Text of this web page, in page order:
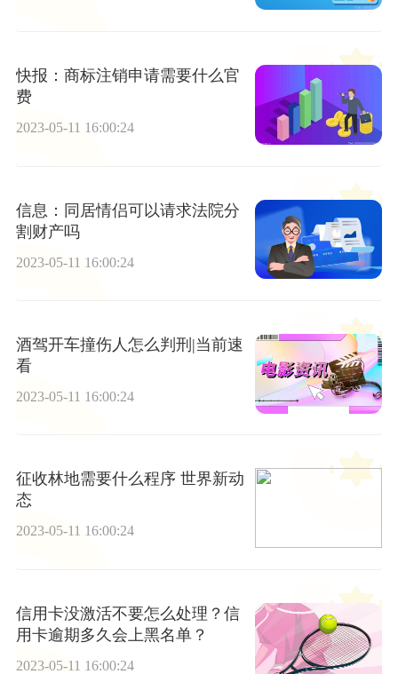
快报：商标注销申请需要什么官
费
2023-05-11 16:00:24
信息：同居情侣可以请求法院分
割财产吗
2023-05-11 16:00:24
酒驾开车撞伤人怎么判刑|当前速
看
2023-05-11 16:00:24
征收林地需要什么程序 世界新动
态
2023-05-11 16:00:24
信用卡没激活不要怎么处理？信
用卡逾期多久会上黑名单？
2023-05-11 16:00:24